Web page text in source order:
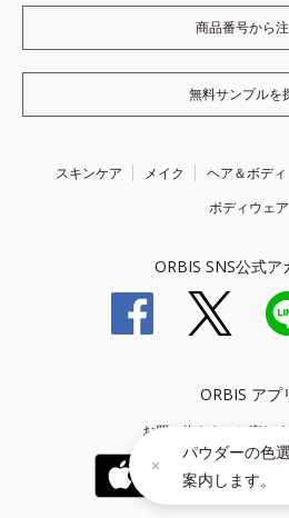
商品番号から
無料サンプルを
スキンケア メイク ヘア＆ボディ
ボディウェア
ORBIS SNS公式ア
ORBIS アプ
お買い物をもっと楽し
パウダーの色
案内します。